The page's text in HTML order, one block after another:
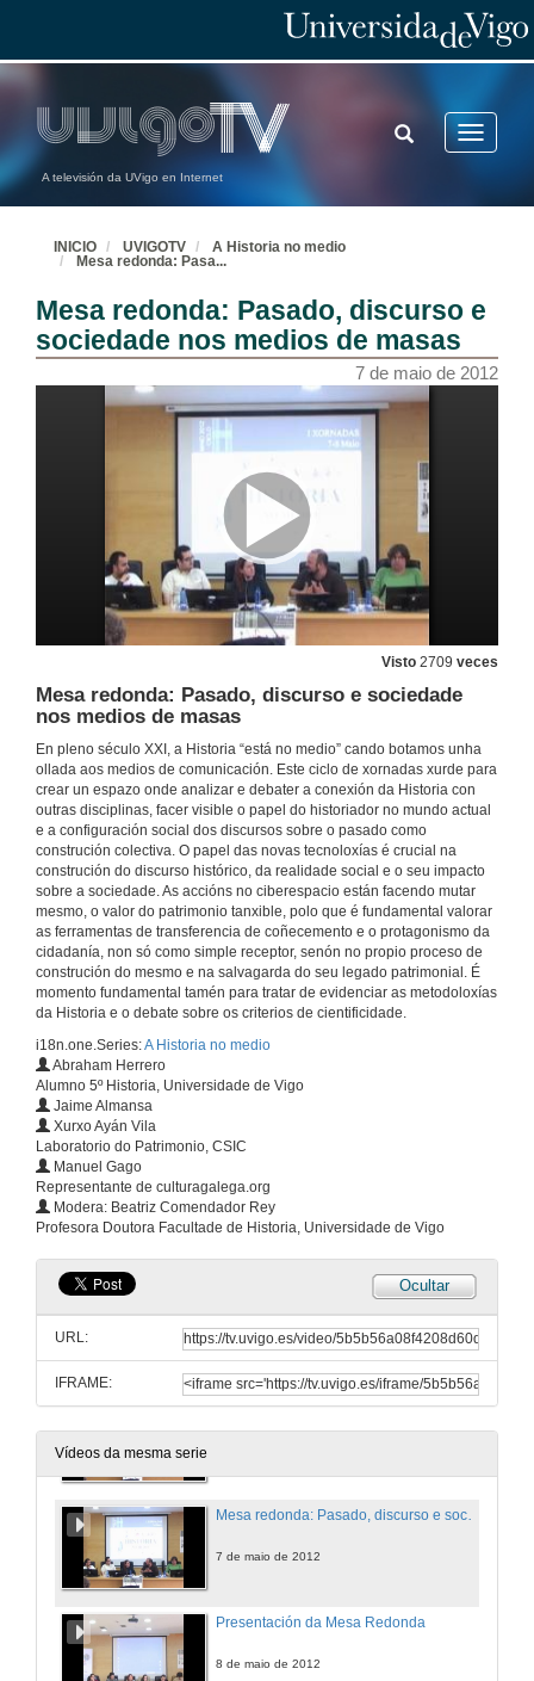
A televisión da UVigo en Internet
Toggle
TOGGLE
SEARCH
INICIO UVIGOTV
A Historia no medio
Mesa redonda: Pasa...
Mesa redonda: Pasado, discurso e
sociedade nos medios de masas
7 de maio de 2012
Visto 2709 veces
Mesa redonda: Pasado, discurso e sociedade
nos medios de masas
En pleno século XXI, a Historia “está no medio” cando botamos unha
ollada aos medios de comunicación. Este ciclo de xornadas xurde para
crear un espazo onde analizar e debater a conexión da Historia con
outras disciplinas, facer visible o papel do historiador no mundo actual
e a configuración social dos discursos sobre o pasado como
construción colectiva. O papel das novas tecnoloxías é crucial na
construción do discurso histórico, da realidade social e o seu impacto
sobre a sociedade. As accións no ciberespacio están facendo mutar
mesmo, o valor do patrimonio tanxible, polo que é fundamental valorar
as ferramentas de transferencia de coñecemento e o protagonismo da
cidadanía, non só como simple receptor, senón no propio proceso de
construción do mesmo e na salvagarda do seu legado patrimonial. É
momento fundamental tamén para tratar de evidenciar as metodoloxías
da Historia e o debate sobre os criterios de cientificidade.
i18n.one.Series:A Historia no medio
Abraham Herrero
Alumno 5º Historia, Universidade de Vigo
Jaime Almansa
Xurxo Ayán Vila
Laboratorio do Patrimonio, CSIC
Manuel Gago
Representante de culturagalega.org
Modera: Beatriz Comendador Rey
Profesora Doutora Facultade de Historia, Universidade de Vigo
Ocultar
URL:
IFRAME:
Vídeos da mesma serie
Presentación da Mesa Redonda
7 de maio de 2012
Errar e inevitable. A independencia da redacción e a nosa dependencia do público
7 de maio de 2012
Recursos e Discursos: retos da construción do relato científico e da Historia nos novos medios de comunicación
7 de maio de 2012
Apertura da mesa redonda
Mesa redonda: Pasado, discurso e sociedade nos medios de masas
7 de maio de 2012
Presentación da Mesa Redonda
8 de maio de 2012